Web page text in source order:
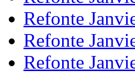
Refonte
Refonte
Refonte